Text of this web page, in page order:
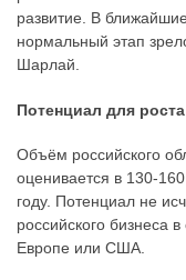
развитие. В
нормальный этап
Шарлай.
Потенциал для
Объём российского
оценивается в 130-
году. Потенциал не
российского бизнеса
Европе или США.